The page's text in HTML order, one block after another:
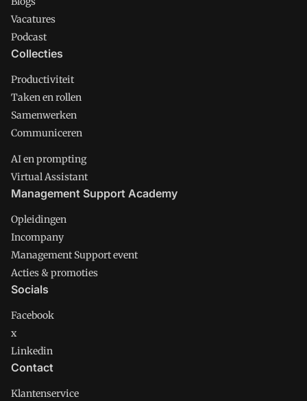
Vacatures
Podcast
Collecties
Productiviteit
Taken en rollen
Samenwerken
Communiceren
AI en prompting
Virtual Assistant
Management Support Academy
Opleidingen
Incompany
Management Support event
Acties & promoties
Socials
Facebook
x
Linkedin
Contact
Klantenservice